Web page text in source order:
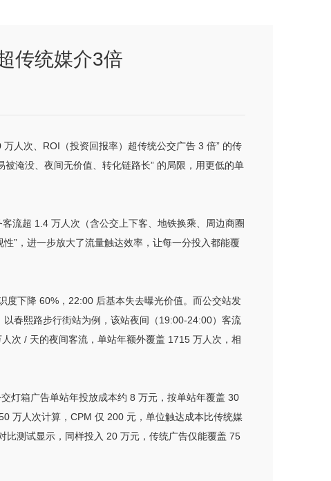
传统媒介3倍
人次、ROI（投资回报率）超传统公交广告 3 倍” 的传
淹没、夜间无价值、转化链路长” 的局限，用更低的单
流超 1.4 万人次（含公交上下客、地铁换乘、周边商圈
”，进一步放大了流量触达效率，让每一分投入都能覆
下降 60%，22:00 后基本失去曝光价值。而公交站发
春熙路步行街站为例，该站夜间（19:00-24:00）客流
次 / 天的夜间客流，单站年额外覆盖 1715 万人次，相
灯箱广告单站年投放成本约 8 万元，按单站年覆盖 30
万人次计算，CPM 仅 200 元，单位触达成本比传统媒
测试显示，同样投入 20 万元，传统广告仅能覆盖 75